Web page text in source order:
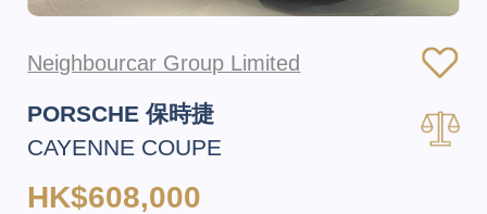
Neighbourcar Group Limited
PORSCHE 保時捷
CAYENNE COUPE
HK$608,000